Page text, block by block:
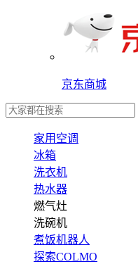
京东商城
家用空调
冰箱
洗衣机
热水器
燃气灶
洗碗机
煮饭机器人
探索COLMO